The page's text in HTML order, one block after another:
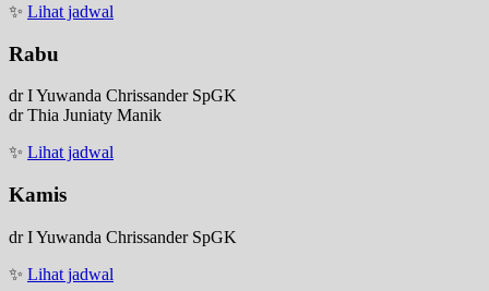
✨ Lihat jadwal
Rabu
dr I Yuwanda Chrissander SpGK
dr Thia Juniaty Manik
✨ Lihat jadwal
Kamis
dr I Yuwanda Chrissander SpGK
✨ Lihat jadwal